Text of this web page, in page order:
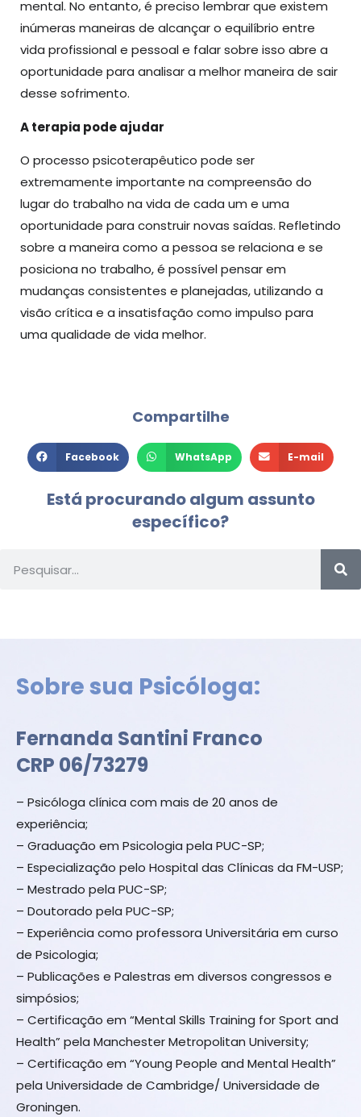
mental. No entanto, é preciso lembrar que existem
inúmeras maneiras de alcançar o equilíbrio entre
vida profissional e pessoal e falar sobre isso abre a
oportunidade para analisar a melhor maneira de sair
desse sofrimento.
A terapia pode ajudar
O processo psicoterapêutico pode ser
extremamente importante na compreensão do
lugar do trabalho na vida de cada um e uma
oportunidade para construir novas saídas. Refletindo
sobre a maneira como a pessoa se relaciona e se
posiciona no trabalho, é possível pensar em
mudanças consistentes e planejadas, utilizando a
visão crítica e a insatisfação como impulso para
uma qualidade de vida melhor.
Compartilhe
Facebook WhatsApp E-mail
Está procurando algum assunto
específico?
Sobre sua Psicóloga:
Fernanda Santini Franco
CRP 06/73279
– Psicóloga clínica com mais de 20 anos de
experiência;
– Graduação em Psicologia pela PUC-SP;
– Especialização pelo Hospital das Clínicas da FM-USP;
– Mestrado pela PUC-SP;
– Doutorado pela PUC-SP;
– Experiência como professora Universitária em curso
de Psicologia;
– Publicações e Palestras em diversos congressos e
simpósios;
– Certificação em “Mental Skills Training for Sport and
Health” pela Manchester Metropolitan University;
– Certificação em “Young People and Mental Health”
pela Universidade de Cambridge/ Universidade de
Groningen.